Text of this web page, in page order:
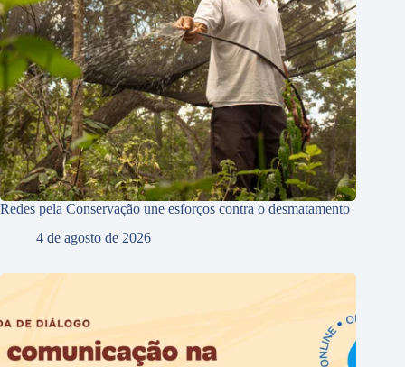
Redes pela Conservação une esforços contra o desmatamento
4 de agosto de 2026